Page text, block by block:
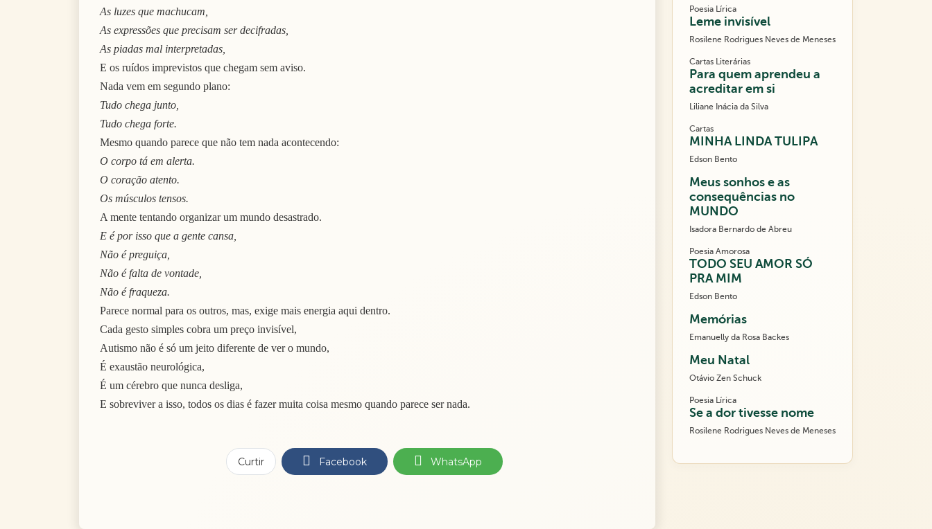
As luzes que machucam,
As expressões que precisam ser decifradas,
As piadas mal interpretadas,
E os ruídos imprevistos que chegam sem aviso.
Nada vem em segundo plano:
Tudo chega junto,
Tudo chega forte.
Mesmo quando parece que não tem nada acontecendo:
O corpo tá em alerta.
O coração atento.
Os músculos tensos.
A mente tentando organizar um mundo desastrado.
E é por isso que a gente cansa,
Não é preguiça,
Não é falta de vontade,
Não é fraqueza.
Parece normal para os outros, mas, exige mais energia aqui dentro.
Cada gesto simples cobra um preço invisível,
Autismo não é só um jeito diferente de ver o mundo,
É exaustão neurológica,
É um cérebro que nunca desliga,
E sobreviver a isso, todos os dias é fazer muita coisa mesmo quando parece ser nada.
Curtir Facebook WhatsApp
Poesia Lírica
Leme invisível
Rosilene Rodrigues Neves de Meneses
Cartas Literárias
Para quem aprendeu a
acreditar em si
Liliane Inácia da Silva
Cartas
MINHA LINDA TULIPA
Edson Bento
Meus sonhos e as
consequências no
MUNDO
Isadora Bernardo de Abreu
Poesia Amorosa
TODO SEU AMOR SÓ
PRA MIM
Edson Bento
Memórias
Emanuelly da Rosa Backes
Meu Natal
Otávio Zen Schuck
Poesia Lírica
Se a dor tivesse nome
Rosilene Rodrigues Neves de Meneses